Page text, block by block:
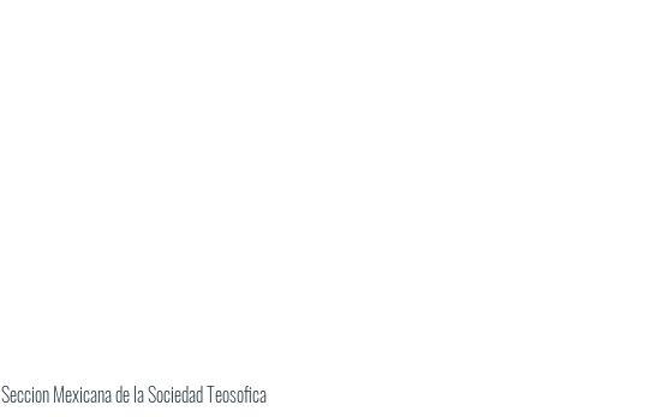
Seccion Mexicana de la Sociedad Teosofica